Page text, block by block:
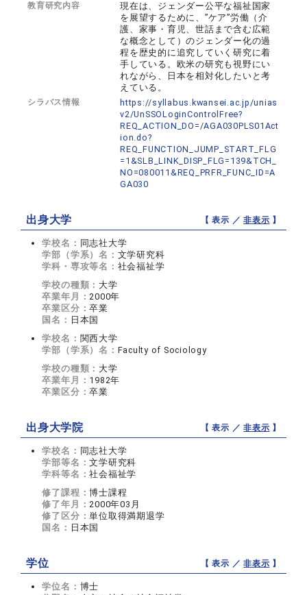
教育研究内容
現在は、ジェンダー公平な福祉国家
を展望するために、”ケア”労働（介
護、家事・育児、世話まで含む広範
な概念として）のジェンダー化の過
程を歴史的に追究していく研究に着
手している。欧米の研究も視野にい
れながら、日本を相対化したいと考
えている。
シラバス情報
https://syllabus.kwansei.ac.jp/unias
v2/UnSSOLoginControlFree?
REQ_ACTION_DO=/AGA030PLS01Act
ion.do?
REQ_FUNCTION_JUMP_START_FLG
=1&SLB_LINK_DISP_FLG=139&TCH_
NO=080011&REQ_PRFR_FUNC_ID=A
GA030
出身大学 【 表示 ／非表示 】
学校名： 同志社大学
学部（学系）名： 文学研究科
学科・専攻等名： 社会福祉学
学校の種類： 大学
卒業年月：2000年
卒業区分：卒業
国名： 日本国
学校名： 関西大学
学部（学系）名： Faculty of Sociology
学校の種類： 大学
卒業年月： 1982年
卒業区分：卒業
出身大学院 【 表示 ／非表示 】
学校名： 同志社大学
学部等名：文学研究科
学科等名：社会福祉学
修了課程：博士課程
修了年月：2000年03月
修了区分：単位取得満期退学
国名： 日本国
学位 【 表示 ／非表示 】
学位名： 博士